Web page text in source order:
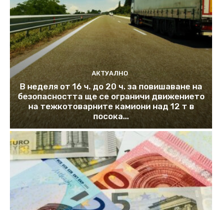
АКТУАЛНО
В неделя от 16 ч. до 20 ч. за повишаване на
безопасността ще се ограничи движението
на тежкотоварните камиони над 12 т в
посока...